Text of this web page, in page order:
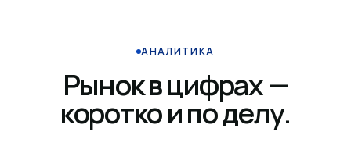
АНАЛИТИКА
Рынок в цифрах —
коротко и по делу.